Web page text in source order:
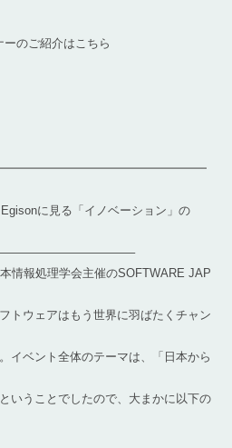
のご紹介はこちら
に見る「イノベーション」の
情報処理学会主催のSOFTWARE JAP
トウェアはもう世界に羽ばたくチャン
イベント全体のテーマは、「日本から
いうことでしたので、大まかに以下の